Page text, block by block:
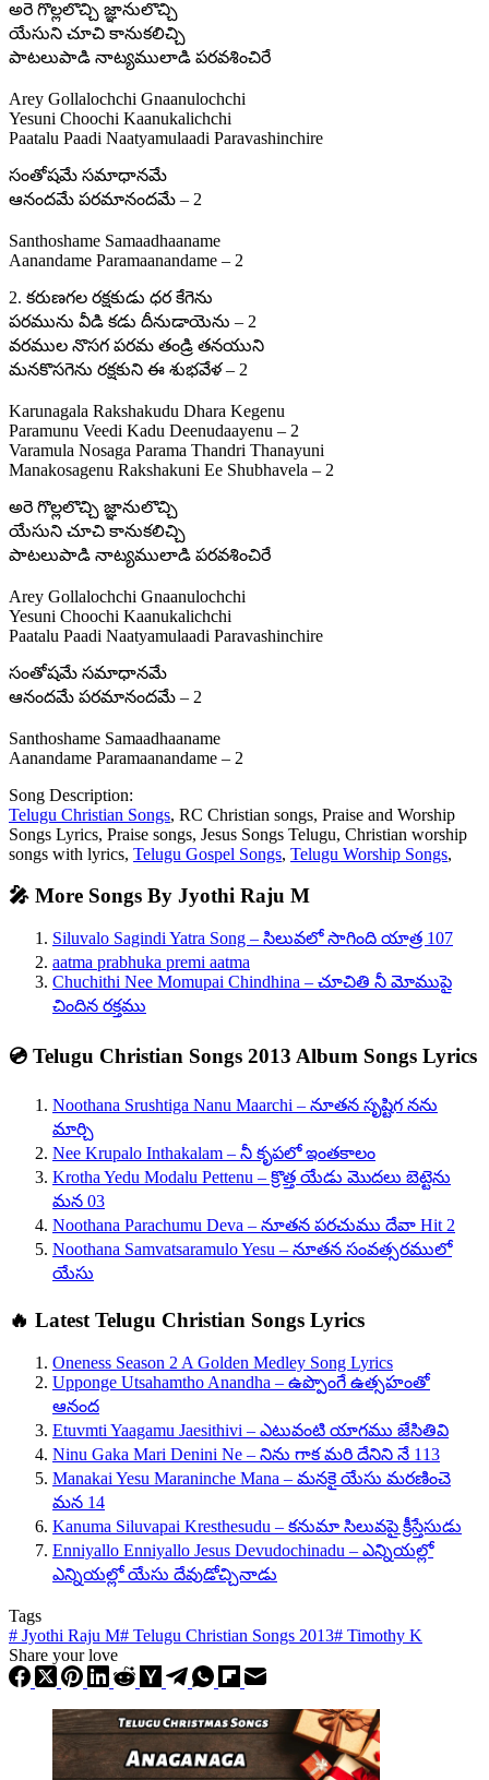
అరె గొల్లలొచ్చి జ్ఞానులొచ్చి
యేసుని చూచి కానుకలిచ్చి
పాటలుపాడి నాట్యములాడి పరవశించిరే
Arey Gollalochchi Gnaanulochchi
Yesuni Choochi Kaanukalichchi
Paatalu Paadi Naatyamulaadi Paravashinchire
సంతోషమే సమాధానమే
ఆనందమే పరమానందమే – 2
Santhoshame Samaadhaaname
Aanandame Paramaanandame – 2
2. కరుణగల రక్షకుడు ధర కేగెను
పరమును వీడి కడు దీనుడాయెను – 2
వరముల నొసగ పరమ తండ్రి తనయుని
మనకొసగెను రక్షకుని ఈ శుభవేళ – 2
Karunagala Rakshakudu Dhara Kegenu
Paramunu Veedi Kadu Deenudaayenu – 2
Varamula Nosaga Parama Thandri Thanayuni
Manakosagenu Rakshakuni Ee Shubhavela – 2
అరె గొల్లలొచ్చి జ్ఞానులొచ్చి
యేసుని చూచి కానుకలిచ్చి
పాటలుపాడి నాట్యములాడి పరవశించిరే
Arey Gollalochchi Gnaanulochchi
Yesuni Choochi Kaanukalichchi
Paatalu Paadi Naatyamulaadi Paravashinchire
సంతోషమే సమాధానమే
ఆనందమే పరమానందమే – 2
Santhoshame Samaadhaaname
Aanandame Paramaanandame – 2
Song Description:
Telugu Christian Songs, RC Christian songs, Praise and Worship
Songs Lyrics, Praise songs, Jesus Songs Telugu, Christian worship
songs with lyrics, Telugu Gospel Songs, Telugu Worship Songs,
🎤 More Songs By Jyothi Raju M
Siluvalo Sagindi Yatra Song – సిలువలో సాగింది యాత్ర 107
aatma prabhuka premi aatma
Chuchithi Nee Momupai Chindhina – చూచితి నీ మోముపై
చిందిన రక్తము
💿 Telugu Christian Songs 2013 Album Songs Lyrics
Noothana Srushtiga Nanu Maarchi – నూతన సృష్టిగ నను
మార్చి
Nee Krupalo Inthakalam – నీ కృపలో ఇంతకాలం
Krotha Yedu Modalu Pettenu – క్రొత్త యేడు మొదలు బెట్టెను
మన 03
Noothana Parachumu Deva – నూతన పరచుము దేవా Hit 2
Noothana Samvatsaramulo Yesu – నూతన సంవత్సరములో
యేసు
🔥 Latest Telugu Christian Songs Lyrics
Oneness Season 2 A Golden Medley Song Lyrics
Upponge Utsahamtho Anandha – ఉప్పొంగే ఉత్సహంతో
ఆనంద
Etuvmti Yaagamu Jaesithivi – ఎటువంటి యాగము జేసితివి
Ninu Gaka Mari Denini Ne – నిను గాక మరి దేనిని నే 113
Manakai Yesu Maraninche Mana – మనకై యేసు మరణించె
మన 14
Kanuma Siluvapai Kresthesudu – కనుమా సిలువపై క్రీస్తేసుడు
Enniyallo Enniyallo Jesus Devudochinadu – ఎన్నియల్లో
ఎన్నియల్లో యేసు దేవుడోచ్చినాడు
Tags
# Jyothi Raju M# Telugu Christian Songs 2013# Timothy K
Share your love